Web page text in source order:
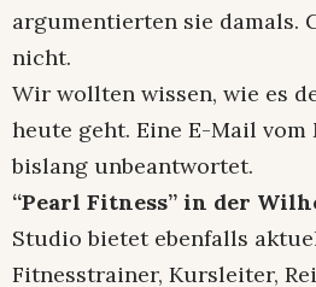
argumentierten sie damals.
nicht.
Wir wollten wissen, wie es
heute geht. Eine E-Mail vom
bislang unbeantwortet.
“Pearl Fitness” in der
Studio bietet ebenfalls
Fitnesstrainer, Kursleiter,